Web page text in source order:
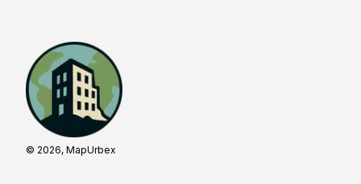
© 2026, MapUrbex